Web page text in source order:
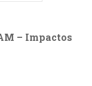
– Impactos